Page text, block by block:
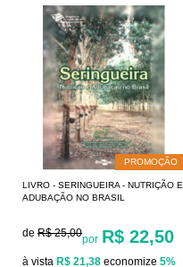
PROMOÇÃO
LIVRO - SERINGUEIRA - NUTRIÇÃO E
ADUBAÇÃO NO BRASIL
de R$ 25,00por R$ 22,50
à vista R$ 21,38 economize 5%